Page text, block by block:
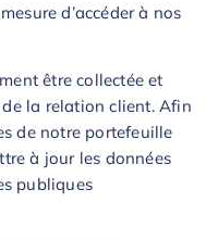
d’accéder à nos
être collectée et
la relation client. Afin
de notre portefeuille
à jour les données
publiques